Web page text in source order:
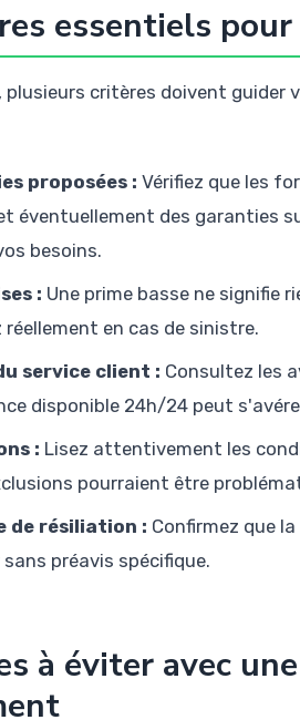
essentiels
plusieurs critères doivent guider
proposées : Vérifiez que les
éventuellement des garanties
besoins.
: Une prime basse ne signifie
réellement en cas de sinistre.
service client : Consultez les
disponible 24h/24 peut
: Lisez attentivement les
pourraient être
de résiliation : Confirmez que
préavis spécifique.
à éviter avec